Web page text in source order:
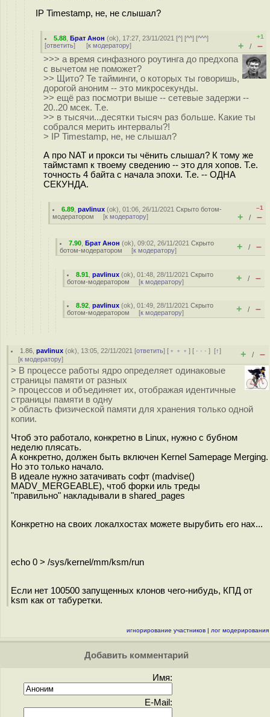
IP Timestamp, не, не слышал?
5.88 ,Брат Анон (ok), 17:27, 23/11/2021 [^] [^^] [^^^]
[ответить] [к модератору]
+1
+ / –
>>> а время синфазного роутинга до предхопа
с вычетом не поможет?
>> Щито? Те тайминги, о которых ты говоришь,
дорогой аноним -- это микросекунды.
>> ещё раз посмотри выше -- сетевые задержи --
20..20 мсек. Т.е.
>> в тысячи...десятки тысяч раз больше. Какие ты
собрался мерить интервалы?!
> IP Timestamp, не, не слышал?
А про NAT и прокси ты чёнить слышал? К тому же
таймстамп к твоему сведению -- это для хопов. Т.е.
точность 4 байта с начала эпохи. Т.е. -- ОДНА
СЕКУНДА.
6.89 ,pavlinux (ok), 01:06, 26/11/2021Скрыто ботом-
модератором [к модератору]
–1
+ / –
7.90 ,Брат Анон (ok), 09:02, 26/11/2021Скрыто
ботом-модератором [к модератору] + / –
8.91 ,pavlinux (ok), 01:48, 28/11/2021Скрыто
ботом-модератором [к модератору] + / –
8.92 ,pavlinux (ok), 01:49, 28/11/2021Скрыто
ботом-модератором [к модератору] + / –
1.86 ,pavlinux (ok), 13:05, 22/11/2021 [ответить] [ ﹢﹢﹢] [ · · ·][↑]
[к модератору] + / –
> В процессе работы ядро определяет одинаковые
страницы памяти от разных
> процессов и объединяет их, отображая идентичные
страницы памяти в одну
> область физической памяти для хранения только одной
копии.
Чтоб это работало, конкретно в Linux, нужно с бубном
неделю плясать.
А конкретно, должен быть включен Kernel Samepage Merging.
Но это только начало.
В идеале нужно затачивать софт (madvise()
MADV_MERGEABLE), чтоб форки иль треды
"правильно" накладывали в shared_pages
Конкретно на своих локалхостах можете вырубить его нах...
echo 0 > /sys/kernel/mm/ksm/run
Если нет 100500 запущенных клонов чего-нибудь, КПД от
ksm как от табуретки.
игнорирование участников | лог модерирования
Добавить комментарий
Имя:
E-Mail: